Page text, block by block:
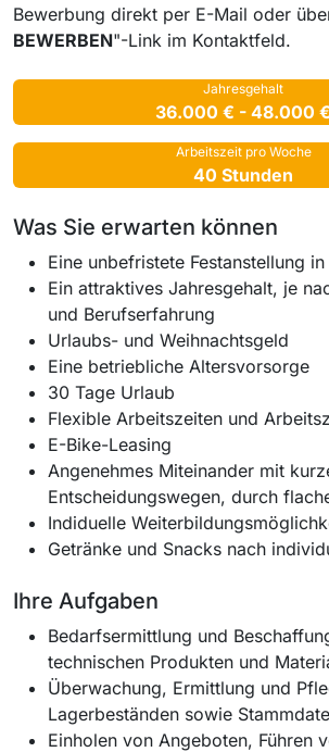
Bewerbung direkt per E-Mail oder
BEWERBEN"-Link im Kontaktfeld.
Jahresgehalt
36.000 € - 48.000 €
Arbeitszeit pro Woche
40 Stunden
Was Sie erwarten können
Eine unbefristete Festanstellung
Ein attraktives Jahresgehalt, je
und Berufserfahrung
Urlaubs- und Weihnachtsgeld
Eine betriebliche Altersvorsorge
30 Tage Urlaub
Flexible Arbeitszeiten und
E-Bike-Leasing
Angenehmes Miteinander mit
Entscheidungswegen, durch
Indiduelle
Getränke und Snacks nach
Ihre Aufgaben
Bedarfsermittlung und
technischen Produkten und
Überwachung, Ermittlung und
Lagerbeständen sowie
Einholen von Angeboten, Führen